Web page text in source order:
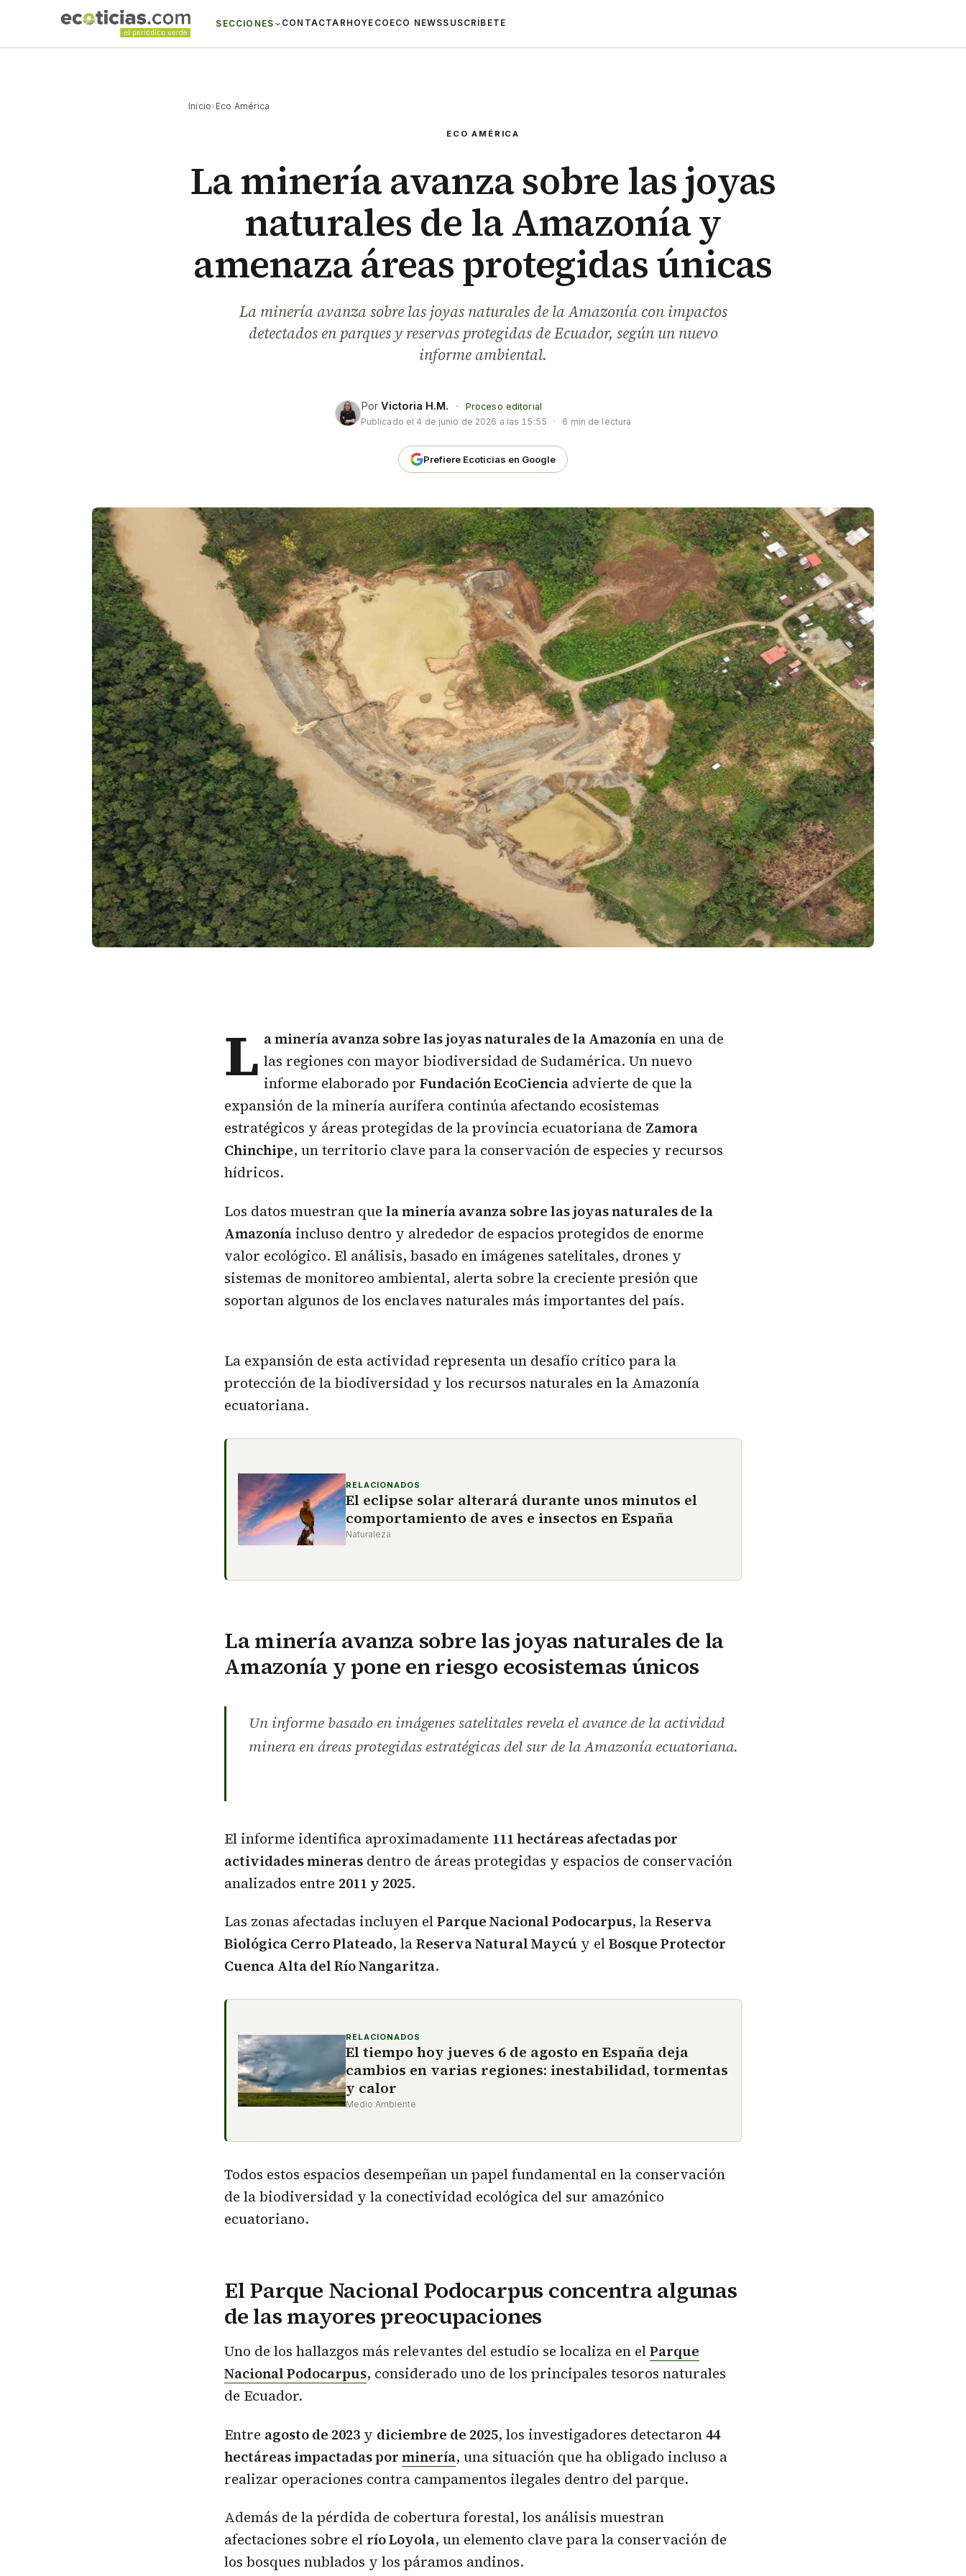
SECCIONES CONTACTAR HOYECO ECO NEWSSUSCRÍBETE
Inicio› Eco América
ECO AMÉRICA
La minería avanza sobre las joyas
naturales de la Amazonía y
amenaza áreas protegidas únicas
La minería avanza sobre las joyas naturales de la Amazonía con impactos
detectados en parques y reservas protegidas de Ecuador, según un nuevo
informe ambiental.
Por Victoria H.M. ·
Proceso editorial
Publicado el 4 de junio de 2026 a las 15:55 · 6 min de lectura
Prefiere Ecoticias en Google
L aminería avanza sobre las joyas naturales de la Amazonía en una de
las regiones con mayor biodiversidad de Sudamérica. Un nuevo
informe elaborado porFundación EcoCiencia advierte de que la
expansión de la minería aurífera continúa afectando ecosistemas
estratégicos y áreas protegidas de la provincia ecuatoriana de Zamora
Chinchipe, un territorio clave para la conservación de especies y recursos
hídricos.
Los datos muestran que la minería avanza sobre las joyas naturales de la
Amazoníaincluso dentro y alrededor de espacios protegidos de enorme
valor ecológico. El análisis, basado en imágenes satelitales, drones y
sistemas de monitoreo ambiental, alerta sobre la creciente presión que
soportan algunos de los enclaves naturales más importantes del país.
La expansión de esta actividad representa un desafío crítico para la
protección de la biodiversidad y los recursos naturales en la Amazonía
ecuatoriana.
RELACIONADOS
El eclipse solar alterará durante unos minutos el
comportamiento de aves e insectos en España
Naturaleza
La minería avanza sobre las joyas naturales de la
Amazonía y pone en riesgo ecosistemas únicos
Un informe basado en imágenes satelitales revela el avance de la actividad
minera en áreas protegidas estratégicas del sur de la Amazonía ecuatoriana.
El informe identifica aproximadamente 111 hectáreas afectadas por
actividades mineras dentro de áreas protegidas y espacios de conservación
analizados entre 2011 y 2025.
Las zonas afectadas incluyen elParque Nacional Podocarpus, laReserva
Biológica Cerro Plateado, laReserva Natural Maycú y elBosque Protector
Cuenca Alta del Río Nangaritza.
RELACIONADOS
El tiempo hoy jueves 6 de agosto en España deja
cambios en varias regiones: inestabilidad, tormentas
y calor
Medio Ambiente
Todos estos espacios desempeñan un papel fundamental en la conservación
de la biodiversidad y la conectividad ecológica del sur amazónico
ecuatoriano.
El Parque Nacional Podocarpus concentra algunas
de las mayores preocupaciones
Uno de los hallazgos más relevantes del estudio se localiza en elParque
Nacional Podocarpus, considerado uno de los principales tesoros naturales
de Ecuador.
Entre agosto de 2023 y diciembre de 2025, los investigadores detectaron44
hectáreas impactadas porminería, una situación que ha obligado incluso a
realizar operaciones contra campamentos ilegales dentro del parque.
Además de la pérdida de cobertura forestal, los análisis muestran
afectaciones sobre el río Loyola, un elemento clave para la conservación de
los bosques nublados y los páramos andinos.